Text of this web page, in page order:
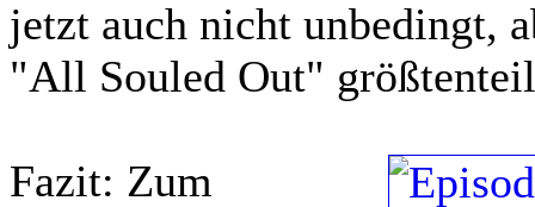
jetzt auch nicht unbedingt,
"All Souled Out"
Fazit: Zum